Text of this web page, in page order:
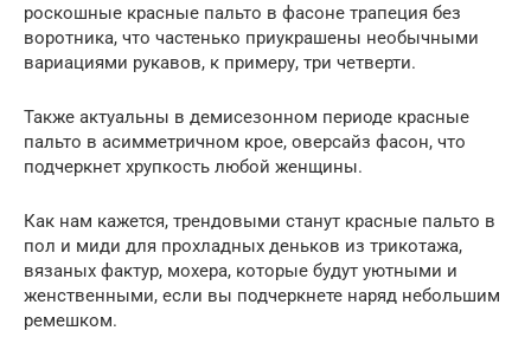
роскошные красные пальто в фасоне трапеция без
воротника, что частенько приукрашены необычными
вариациями рукавов, к примеру, три четверти.
Также актуальны в демисезонном периоде красные
пальто в асимметричном крое, оверсайз фасон, что
подчеркнет хрупкость любой женщины.
Как нам кажется, трендовыми станут красные пальто в
пол и миди для прохладных деньков из трикотажа,
вязаных фактур, мохера, которые будут уютными и
женственными, если вы подчеркнете наряд небольшим
ремешком.